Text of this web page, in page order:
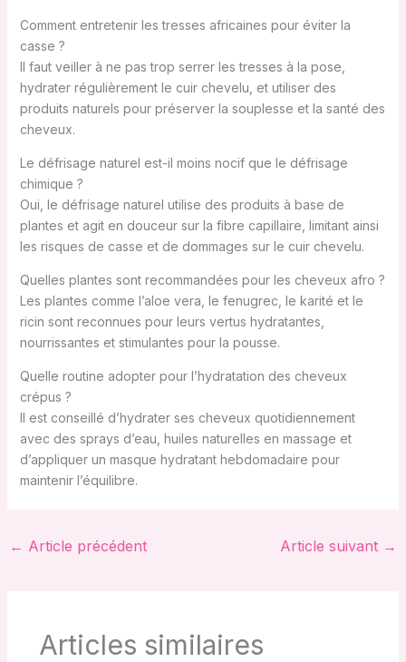
Comment entretenir les tresses africaines pour éviter la
casse ?
Il faut veiller à ne pas trop serrer les tresses à la pose,
hydrater régulièrement le cuir chevelu, et utiliser des
produits naturels pour préserver la souplesse et la santé des
cheveux.
Le défrisage naturel est-il moins nocif que le défrisage
chimique ?
Oui, le défrisage naturel utilise des produits à base de
plantes et agit en douceur sur la fibre capillaire, limitant ainsi
les risques de casse et de dommages sur le cuir chevelu.
Quelles plantes sont recommandées pour les cheveux afro ?
Les plantes comme l’aloe vera, le fenugrec, le karité et le
ricin sont reconnues pour leurs vertus hydratantes,
nourrissantes et stimulantes pour la pousse.
Quelle routine adopter pour l’hydratation des cheveux
crépus ?
Il est conseillé d’hydrater ses cheveux quotidiennement
avec des sprays d’eau, huiles naturelles en massage et
d’appliquer un masque hydratant hebdomadaire pour
maintenir l’équilibre.
← Article précédent Article suivant →
Articles similaires